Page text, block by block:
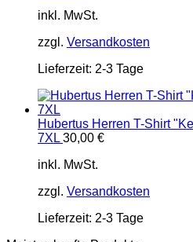
inkl. MwSt.
zzgl. Versandkosten
Lieferzeit: 2-3 Tage
Hubertus Herren T-Shirt
7XL 30,00 €
inkl. MwSt.
zzgl. Versandkosten
Lieferzeit: 2-3 Tage